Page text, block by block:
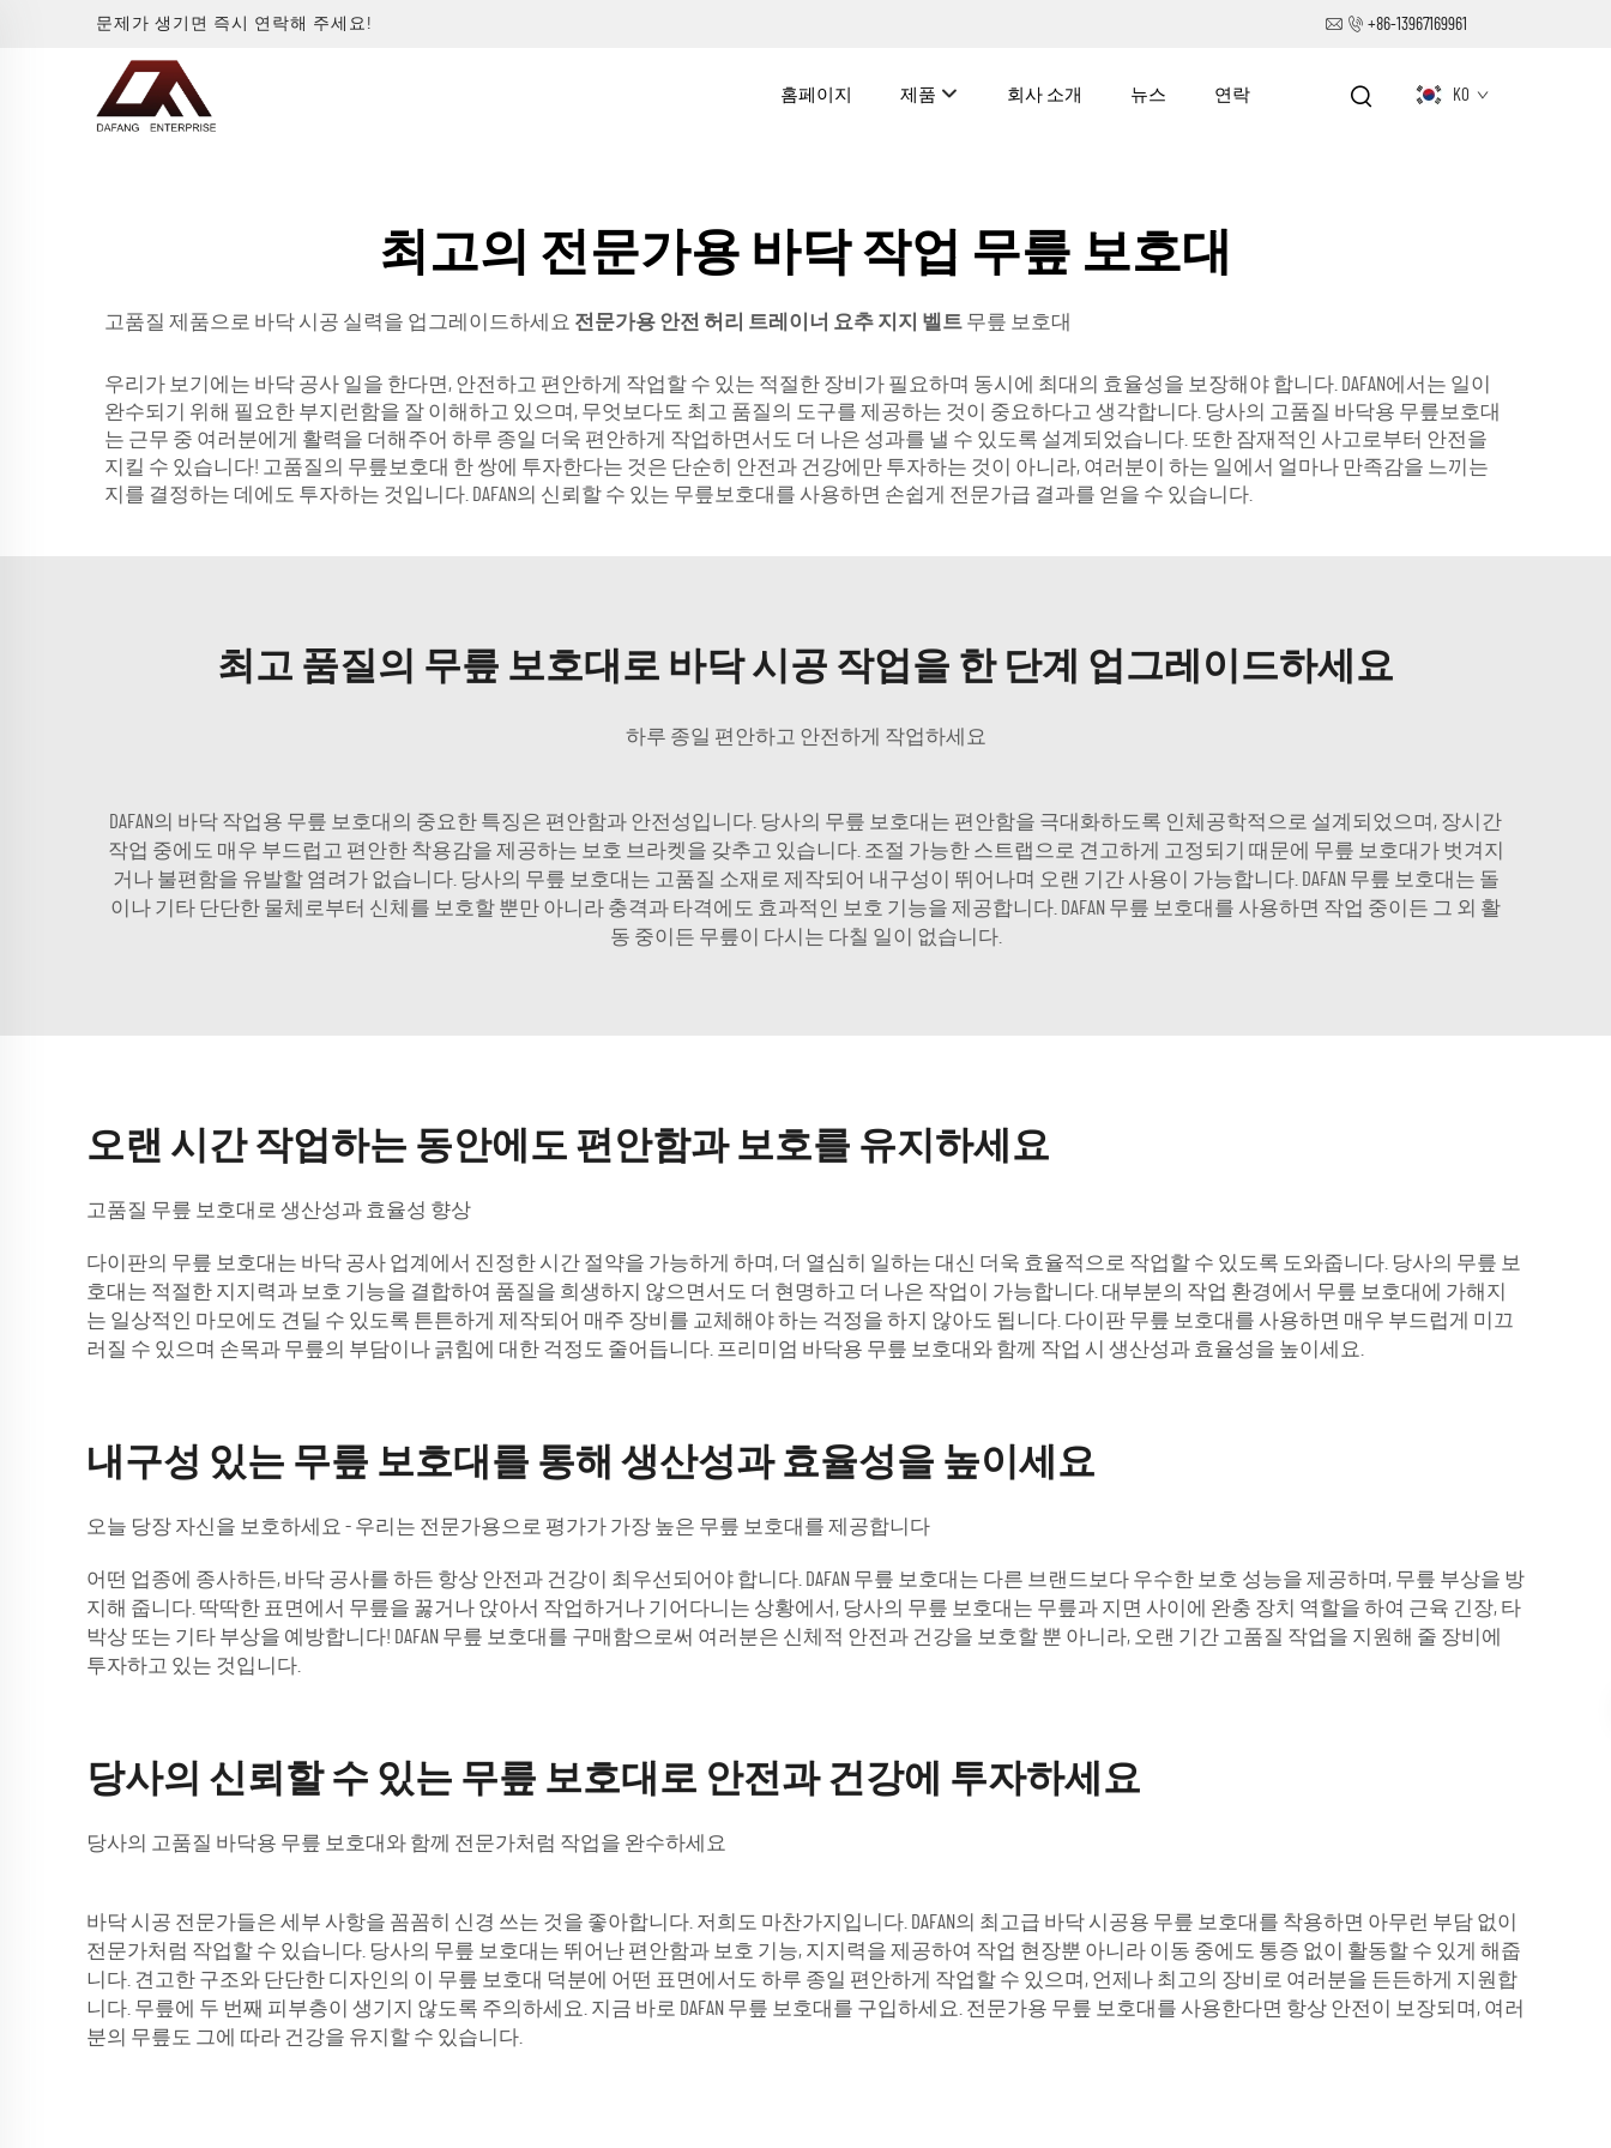
문제가 생기면 즉시 연락해 주세요! +86-13967169961
홈페이지 제품 회사 소개 뉴스 연락 KO
최고의 전문가용 바닥 작업 무릎 보호대
고품질 제품으로 바닥 시공 실력을 업그레이드하세요 전문가용 안전 허리 트레이너 요추 지지 벨트 무릎 보호대
우리가 보기에는 바닥 공사 일을 한다면, 안전하고 편안하게 작업할 수 있는 적절한 장비가 필요하며 동시에 최대의 효율성을 보장해야 합니다. DAFAN에서는 일이
완수되기 위해 필요한 부지런함을 잘 이해하고 있으며, 무엇보다도 최고 품질의 도구를 제공하는 것이 중요하다고 생각합니다. 당사의 고품질 바닥용 무릎보호대
는 근무 중 여러분에게 활력을 더해주어 하루 종일 더욱 편안하게 작업하면서도 더 나은 성과를 낼 수 있도록 설계되었습니다. 또한 잠재적인 사고로부터 안전을
지킬 수 있습니다! 고품질의 무릎보호대 한 쌍에 투자한다는 것은 단순히 안전과 건강에만 투자하는 것이 아니라, 여러분이 하는 일에서 얼마나 만족감을 느끼는
지를 결정하는 데에도 투자하는 것입니다. DAFAN의 신뢰할 수 있는 무릎보호대를 사용하면 손쉽게 전문가급 결과를 얻을 수 있습니다.
최고 품질의 무릎 보호대로 바닥 시공 작업을 한 단계 업그레이드하세요
하루 종일 편안하고 안전하게 작업하세요
DAFAN의 바닥 작업용 무릎 보호대의 중요한 특징은 편안함과 안전성입니다. 당사의 무릎 보호대는 편안함을 극대화하도록 인체공학적으로 설계되었으며, 장시간
작업 중에도 매우 부드럽고 편안한 착용감을 제공하는 보호 브라켓을 갖추고 있습니다. 조절 가능한 스트랩으로 견고하게 고정되기 때문에 무릎 보호대가 벗겨지
거나 불편함을 유발할 염려가 없습니다. 당사의 무릎 보호대는 고품질 소재로 제작되어 내구성이 뛰어나며 오랜 기간 사용이 가능합니다. DAFAN 무릎 보호대는 돌
이나 기타 단단한 물체로부터 신체를 보호할 뿐만 아니라 충격과 타격에도 효과적인 보호 기능을 제공합니다. DAFAN 무릎 보호대를 사용하면 작업 중이든 그 외 활
동 중이든 무릎이 다시는 다칠 일이 없습니다.
오랜 시간 작업하는 동안에도 편안함과 보호를 유지하세요
고품질 무릎 보호대로 생산성과 효율성 향상
다이판의 무릎 보호대는 바닥 공사 업계에서 진정한 시간 절약을 가능하게 하며, 더 열심히 일하는 대신 더욱 효율적으로 작업할 수 있도록 도와줍니다. 당사의 무릎 보
호대는 적절한 지지력과 보호 기능을 결합하여 품질을 희생하지 않으면서도 더 현명하고 더 나은 작업이 가능합니다. 대부분의 작업 환경에서 무릎 보호대에 가해지
는 일상적인 마모에도 견딜 수 있도록 튼튼하게 제작되어 매주 장비를 교체해야 하는 걱정을 하지 않아도 됩니다. 다이판 무릎 보호대를 사용하면 매우 부드럽게 미끄
러질 수 있으며 손목과 무릎의 부담이나 긁힘에 대한 걱정도 줄어듭니다. 프리미엄 바닥용 무릎 보호대와 함께 작업 시 생산성과 효율성을 높이세요.
내구성 있는 무릎 보호대를 통해 생산성과 효율성을 높이세요
오늘 당장 자신을 보호하세요 - 우리는 전문가용으로 평가가 가장 높은 무릎 보호대를 제공합니다
어떤 업종에 종사하든, 바닥 공사를 하든 항상 안전과 건강이 최우선되어야 합니다. DAFAN 무릎 보호대는 다른 브랜드보다 우수한 보호 성능을 제공하며, 무릎 부상을 방
지해 줍니다. 딱딱한 표면에서 무릎을 꿇거나 앉아서 작업하거나 기어다니는 상황에서, 당사의 무릎 보호대는 무릎과 지면 사이에 완충 장치 역할을 하여 근육 긴장, 타
박상 또는 기타 부상을 예방합니다! DAFAN 무릎 보호대를 구매함으로써 여러분은 신체적 안전과 건강을 보호할 뿐 아니라, 오랜 기간 고품질 작업을 지원해 줄 장비에
투자하고 있는 것입니다.
당사의 신뢰할 수 있는 무릎 보호대로 안전과 건강에 투자하세요
당사의 고품질 바닥용 무릎 보호대와 함께 전문가처럼 작업을 완수하세요
바닥 시공 전문가들은 세부 사항을 꼼꼼히 신경 쓰는 것을 좋아합니다. 저희도 마찬가지입니다. DAFAN의 최고급 바닥 시공용 무릎 보호대를 착용하면 아무런 부담 없이
전문가처럼 작업할 수 있습니다. 당사의 무릎 보호대는 뛰어난 편안함과 보호 기능, 지지력을 제공하여 작업 현장뿐 아니라 이동 중에도 통증 없이 활동할 수 있게 해줍
니다. 견고한 구조와 단단한 디자인의 이 무릎 보호대 덕분에 어떤 표면에서도 하루 종일 편안하게 작업할 수 있으며, 언제나 최고의 장비로 여러분을 든든하게 지원합
니다. 무릎에 두 번째 피부층이 생기지 않도록 주의하세요. 지금 바로 DAFAN 무릎 보호대를 구입하세요. 전문가용 무릎 보호대를 사용한다면 항상 안전이 보장되며, 여러
분의 무릎도 그에 따라 건강을 유지할 수 있습니다.